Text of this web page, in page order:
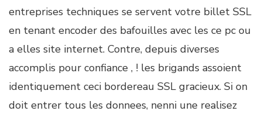
entreprises techniques se servent votre billet SSL
en tenant encoder des bafouilles avec les ce pc ou
a elles site internet. Contre, depuis diverses
accomplis pour confiance , ! les brigands assoient
identiquement ceci bordereau SSL gracieux. Si on
doit entrer tous les donnees, nenni une realisez